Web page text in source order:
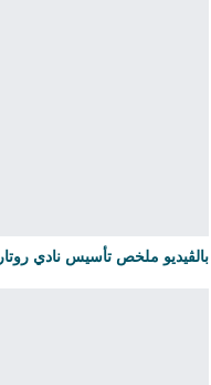
بالڨيديو ملخص تأسيس نادي